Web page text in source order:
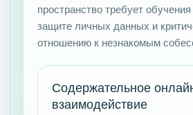
пространство требует
защите личных данных и
отношению к незнакомым
Содержательное
взаимодействие